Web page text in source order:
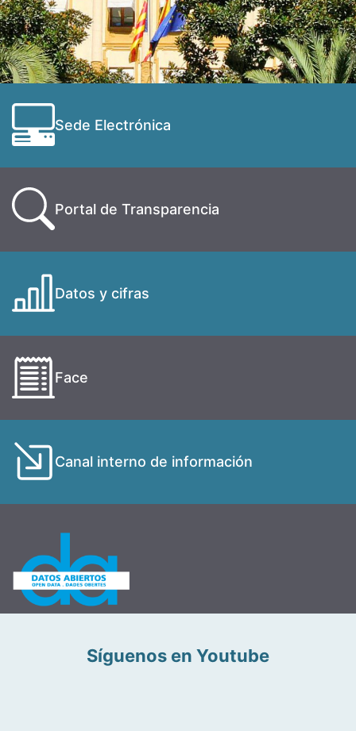
Sede Electrónica
Portal de Transparencia
Datos y cifras
Face
Canal interno de información
Síguenos en Youtube